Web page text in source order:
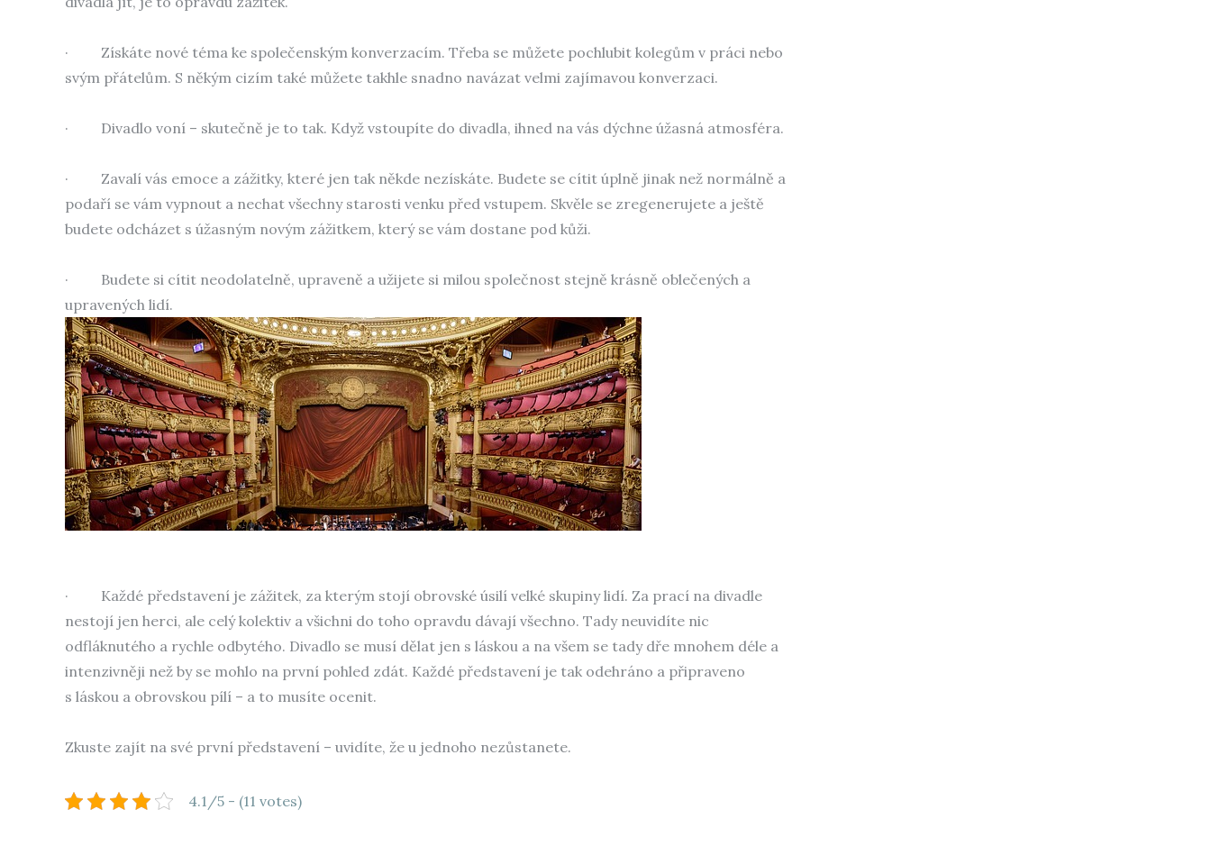
·
Získáte nové téma ke společenským konverzacím. Třeba se můžete pochlubit kolegům v práci nebo
svým přátelům. S někým cizím také můžete takhle snadno navázat velmi zajímavou konverzaci.
· Divadlo voní – skutečně je to tak. Když vstoupíte do divadla, ihned na vás dýchne úžasná atmosféra.
·
Zavalí vás emoce a zážitky, které jen tak někde nezískáte. Budete se cítit úplně jinak než normálně a
podaří se vám vypnout a nechat všechny starosti venku před vstupem. Skvěle se zregenerujete a ještě
budete odcházet s úžasným novým zážitkem, který se vám dostane pod kůži.
·
Budete si cítit neodolatelně, upraveně a užijete si milou společnost stejně krásně oblečených a
upravených lidí.
·
Každé představení je zážitek, za kterým stojí obrovské úsilí velké skupiny lidí. Za prací na divadle
nestojí jen herci, ale celý kolektiv a všichni do toho opravdu dávají všechno. Tady neuvidíte nic
odfláknutého a rychle odbytého. Divadlo se musí dělat jen s láskou a na všem se tady dře mnohem déle a
intenzivněji než by se mohlo na první pohled zdát. Každé představení je tak odehráno a připraveno
s láskou a obrovskou pílí – a to musíte ocenit.
Zkuste zajít na své první představení – uvidíte, že u jednoho nezůstanete.
4.1/5 - (11 votes)